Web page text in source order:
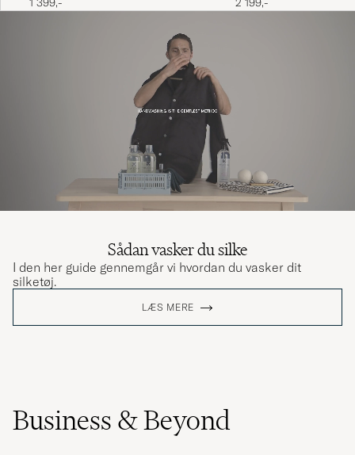
Sådan vasker du silke
I den her guide gennemgår vi hvordan du vasker dit
silketøj.
LÆS MERE
Business & Beyond